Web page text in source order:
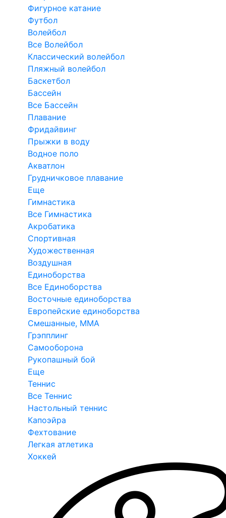
Фигурное катание
Футбол
Волейбол
Все Волейбол
Классический волейбол
Пляжный волейбол
Баскетбол
Бассейн
Все Бассейн
Плавание
Фридайвинг
Прыжки в воду
Водное поло
Акватлон
Грудничковое плавание
Еще
Гимнастика
Все Гимнастика
Акробатика
Спортивная
Художественная
Воздушная
Единоборства
Все Единоборства
Восточные единоборства
Европейские единоборства
Смешанные, ММА
Грэпплинг
Самооборона
Рукопашный бой
Еще
Теннис
Все Теннис
Настольный теннис
Капоэйра
Фехтование
Легкая атлетика
Хоккей